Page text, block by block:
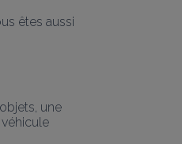
êtes aussi
une